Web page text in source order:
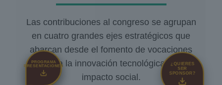
Las contribuciones al congreso se agrupan
en cuatro grandes ejes estratégicos que
abarcan desde el fomento de vocaciones
hasta la innovación tecnológica y el
impacto social.
¿QUIERES
SER
SPONSOR?
PROGRAMA
GENERAL
PROGRAMA
PRESENTACIONES